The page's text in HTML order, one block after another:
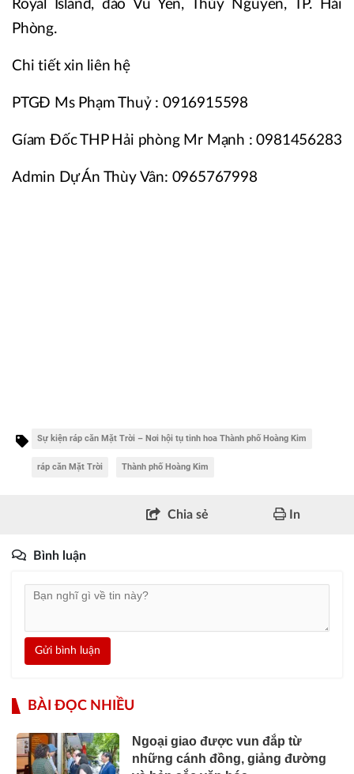
Royal Island, đảo Vũ Yên, Thủy Nguyên, TP. Hải
Phòng.
Chi tiết xin liên hệ
PTGĐ Ms Phạm Thuỷ : 0916915598
Gíam Đốc THP Hải phòng Mr Mạnh : 0981456283
Admin Dự Án Thùy Vân: 0965767998
Sự kiện ráp căn Mặt Trời – Nơi hội tụ tinh hoa Thành phố Hoàng Kim
ráp căn Mặt Trời Thành phố Hoàng Kim
Chia sẻ In
Bình luận
Gửi bình luận
BÀI ĐỌC NHIỀU
Ngoại giao được vun đắp từ
những cánh đồng, giảng đường